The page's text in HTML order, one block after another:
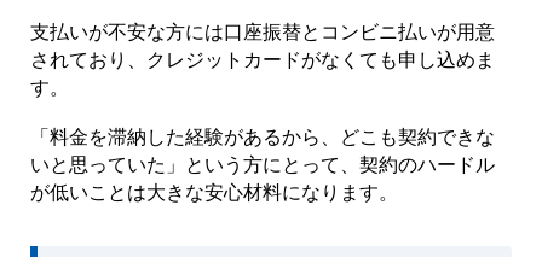
支払いが不安な方には口座振替とコンビニ払いが用意
されており、クレジットカードがなくても申し込めま
す。
「料金を滞納した経験があるから、どこも契約できな
いと思っていた」という方にとって、契約のハードル
が低いことは大きな安心材料になります。